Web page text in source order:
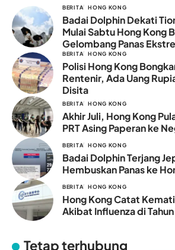
BERITA HONG KONG
Badai Dolphin Dekati
Mulai Sabtu Hong Kong
Gelombang Panas
BERITA HONG KONG
Polisi Hong Kong
Rentenir, Ada Uang
Disita
BERITA HONG KONG
Akhir Juli, Hong Kong
PRT Asing Paperan ke
BERITA HONG KONG
Badai Dolphin Terjang
Hembuskan Panas ke
BERITA HONG KONG
Hong Kong Catat
Akibat Influenza di
Tetap terhubung